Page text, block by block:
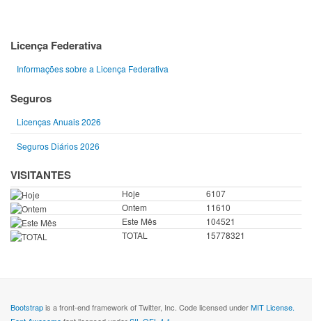
Licença Federativa
Informações sobre a Licença Federativa
Seguros
Licenças Anuais 2026
Seguros Diários 2026
VISITANTES
Hoje
6107
Ontem
11610
Este Mês
104521
TOTAL
15778321
Bootstrapis a front-end framework of Twitter, Inc. Code licensed underMIT License.